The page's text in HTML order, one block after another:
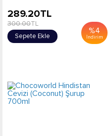
%4
İndirim
289.20TL
300.00TL
Sepete Ekle